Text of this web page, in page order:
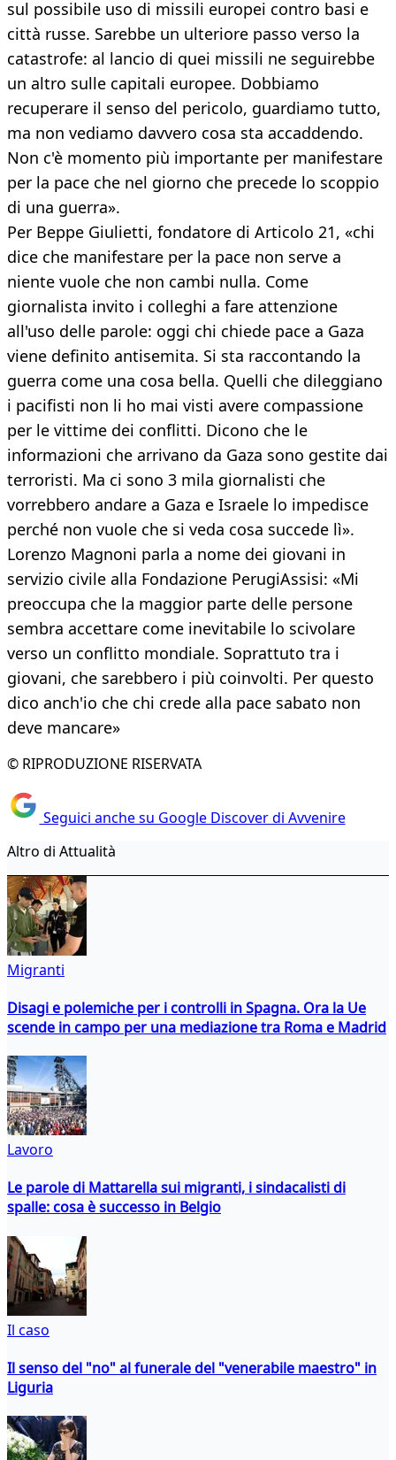
sul possibile uso di missili europei contro basi e
città russe. Sarebbe un ulteriore passo verso la
catastrofe: al lancio di quei missili ne seguirebbe
un altro sulle capitali europee. Dobbiamo
recuperare il senso del pericolo, guardiamo tutto,
ma non vediamo davvero cosa sta accaddendo.
Non c'è momento più importante per manifestare
per la pace che nel giorno che precede lo scoppio
di una guerra».
Per Beppe Giulietti, fondatore di Articolo 21, «chi
dice che manifestare per la pace non serve a
niente vuole che non cambi nulla. Come
giornalista invito i colleghi a fare attenzione
all'uso delle parole: oggi chi chiede pace a Gaza
viene definito antisemita. Si sta raccontando la
guerra come una cosa bella. Quelli che dileggiano
i pacifisti non li ho mai visti avere compassione
per le vittime dei conflitti. Dicono che le
informazioni che arrivano da Gaza sono gestite dai
terroristi. Ma ci sono 3 mila giornalisti che
vorrebbero andare a Gaza e Israele lo impedisce
perché non vuole che si veda cosa succede lì».
Lorenzo Magnoni parla a nome dei giovani in
servizio civile alla Fondazione PerugiAssisi: «Mi
preoccupa che la maggior parte delle persone
sembra accettare come inevitabile lo scivolare
verso un conflitto mondiale. Soprattuto tra i
giovani, che sarebbero i più coinvolti. Per questo
dico anch'io che chi crede alla pace sabato non
deve mancare»
© RIPRODUZIONE RISERVATA
Seguici anche su Google Discover di Avvenire
Altro di Attualità
Migranti
Disagi e polemiche per i controlli in Spagna. Ora la Ue
scende in campo per una mediazione tra Roma e Madrid
Lavoro
Le parole di Mattarella sui migranti, i sindacalisti di
spalle: cosa è successo in Belgio
Il caso
Il senso del "no" al funerale del "venerabile maestro" in
Liguria